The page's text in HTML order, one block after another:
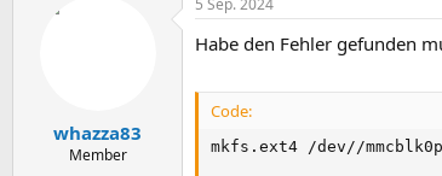
whazza83
Member
5 Sep. 2024
Habe den Fehler gefunden
Code:
mkfs.ext4 /dev//